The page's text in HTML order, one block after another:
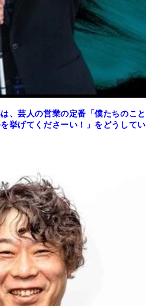
、芸人の営業の定番「僕たちのこと
挙げてくださーい！」をどうしてい